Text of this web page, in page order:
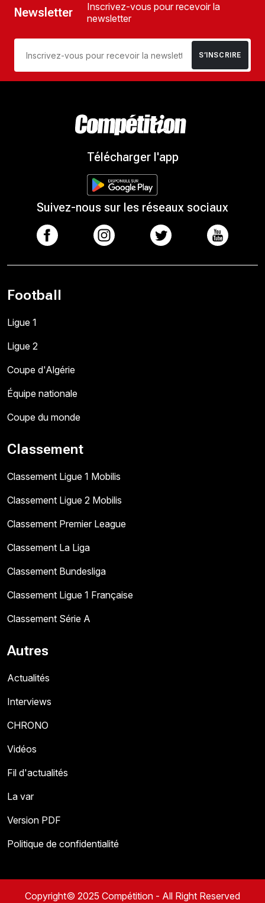
Newsletter
Inscrivez-vous pour recevoir la
newsletter
S’INSCRIRE
Télécharger l'app
Suivez-nous sur les réseaux sociaux
Football
Ligue 1
Ligue 2
Coupe d'Algérie
Équipe nationale
Coupe du monde
Classement
Classement Ligue 1 Mobilis
Classement Ligue 2 Mobilis
Classement Premier League
Classement La Liga
Classement Bundesliga
Classement Ligue 1 Française
Classement Série A
Autres
Actualités
Interviews
CHRONO
Vidéos
Fil d'actualités
La var
Version PDF
Politique de confidentialité
Copyright© 2025 Compétition - All Right Reserved